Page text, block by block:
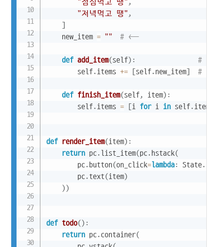
"점심먹고 땡" ,
"저녁먹고 땡" ,
]
    new_item
= "" # <--
def add_item(self) :
# <--
        self
. items += [self. new_item] # <--
def finish_item(self, item) :
        self
. items = [i for i in self. items
def render_item(item) :
return pc. list_item(pc. hstack(
        pc
. button(on_click=lambda: State.
        pc
. text(item)
))
def todo() :
return pc. container(